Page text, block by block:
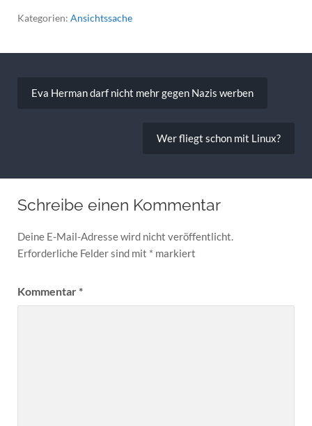
Kategorien: Ansichtssache
Eva Herman darf nicht mehr gegen Nazis werben
Wer fliegt schon mit Linux?
Schreibe einen Kommentar
Deine E-Mail-Adresse wird nicht veröffentlicht.
Erforderliche Felder sind mit * markiert
Kommentar*